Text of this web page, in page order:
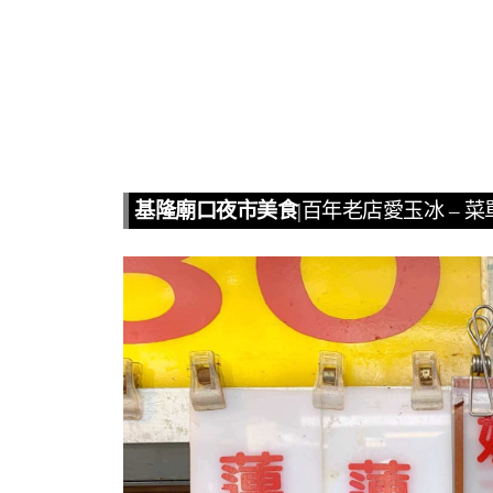
基隆廟口夜市美食|百年老店愛玉冰 – 菜